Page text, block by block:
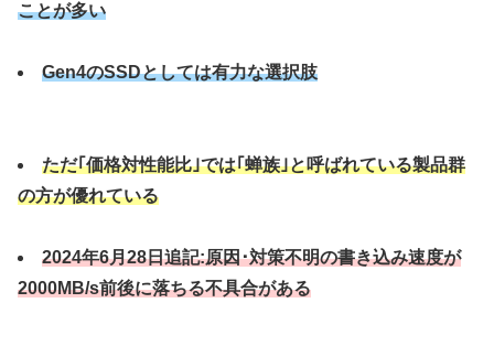
ことが多い
Gen4のSSDとしては有力な選択肢
ただ｢価格対性能比｣では｢蝉族｣と呼ばれている製品群
の方が優れている
2024年6月28日追記:原因･対策不明の書き込み速度が
2000MB/s前後に落ちる不具合がある